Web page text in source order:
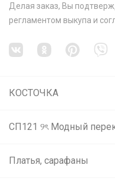
Делая заказ, Вы
регламентом выкупа и
КОСТОЧКА
Платья, сарафаны
Школьный
расцветках